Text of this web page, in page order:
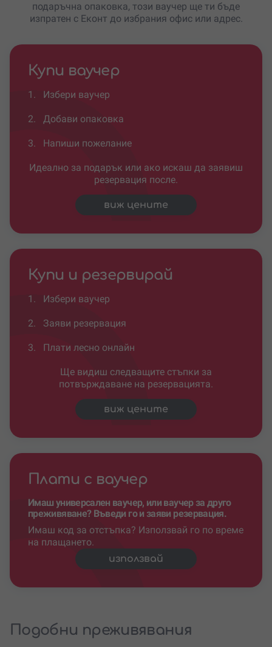
подаръчна опаковка, този ваучер ще ти бъде
изпратен с Еконт до избрания офис или адрес.
Купи ваучер
1. Избери ваучер
2. Добави опаковка
3. Напиши пожелание
Идеално за подарък или ако искаш да заявиш
резервация после.
виж цените
Купи и резервирай
1. Избери ваучер
2. Заяви резервация
3. Плати лесно онлайн
Ще видиш следващите стъпки за
потвърждаване на резервацията.
виж цените
Плати с ваучер
Имаш универсален ваучер, или ваучер за друго
преживяване? Въведи го и заяви резервация.
Имаш код за отстъпка? Използвай го по време
на плащането.
използвай
Подобни преживявания